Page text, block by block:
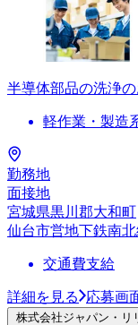
半導体部品の洗浄
軽作業・製造
勤務地
面接地
宮城県黒川郡大和町
仙台市営地下鉄南
交通費支給
詳細を見る 応募画
株式会社ジャパン・リ